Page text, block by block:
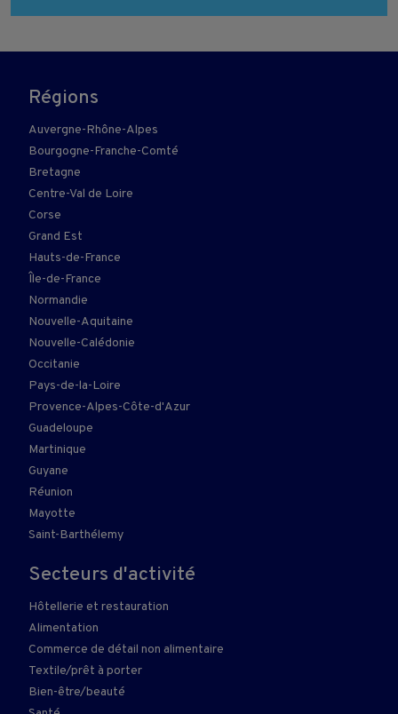
Régions
Auvergne-Rhône-Alpes
Bourgogne-Franche-Comté
Bretagne
Centre-Val de Loire
Corse
Grand Est
Hauts-de-France
Île-de-France
Normandie
Nouvelle-Aquitaine
Nouvelle-Calédonie
Occitanie
Pays-de-la-Loire
Provence-Alpes-Côte-d'Azur
Guadeloupe
Martinique
Guyane
Réunion
Mayotte
Saint-Barthélemy
Secteurs d'activité
Hôtellerie et restauration
Alimentation
Commerce de détail non alimentaire
Textile/prêt à porter
Bien-être/beauté